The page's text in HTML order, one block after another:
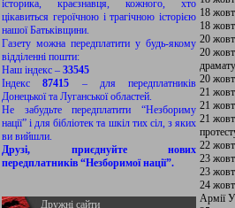
історика, краєзнавця, кожного, хто
цікавиться героїчною і трагічною історією
нашої Батьківщини.
Газету можна передплатити у будь-якому
відділенні пошти:
Наш індекс – 33545
Індекс87415 – для передплатників
Донецької та Луганської областей.
Не забудьте передплатити “Незбориму
нації” і для бібліотек та шкіл тих сіл, з яких
ви вийшли.
Друзі, приєднуйте нових
передплатників “Незборимої нації”.
Дружні сайти
18
18
20
20
20
21
21
21
22
23
23
24
Армії